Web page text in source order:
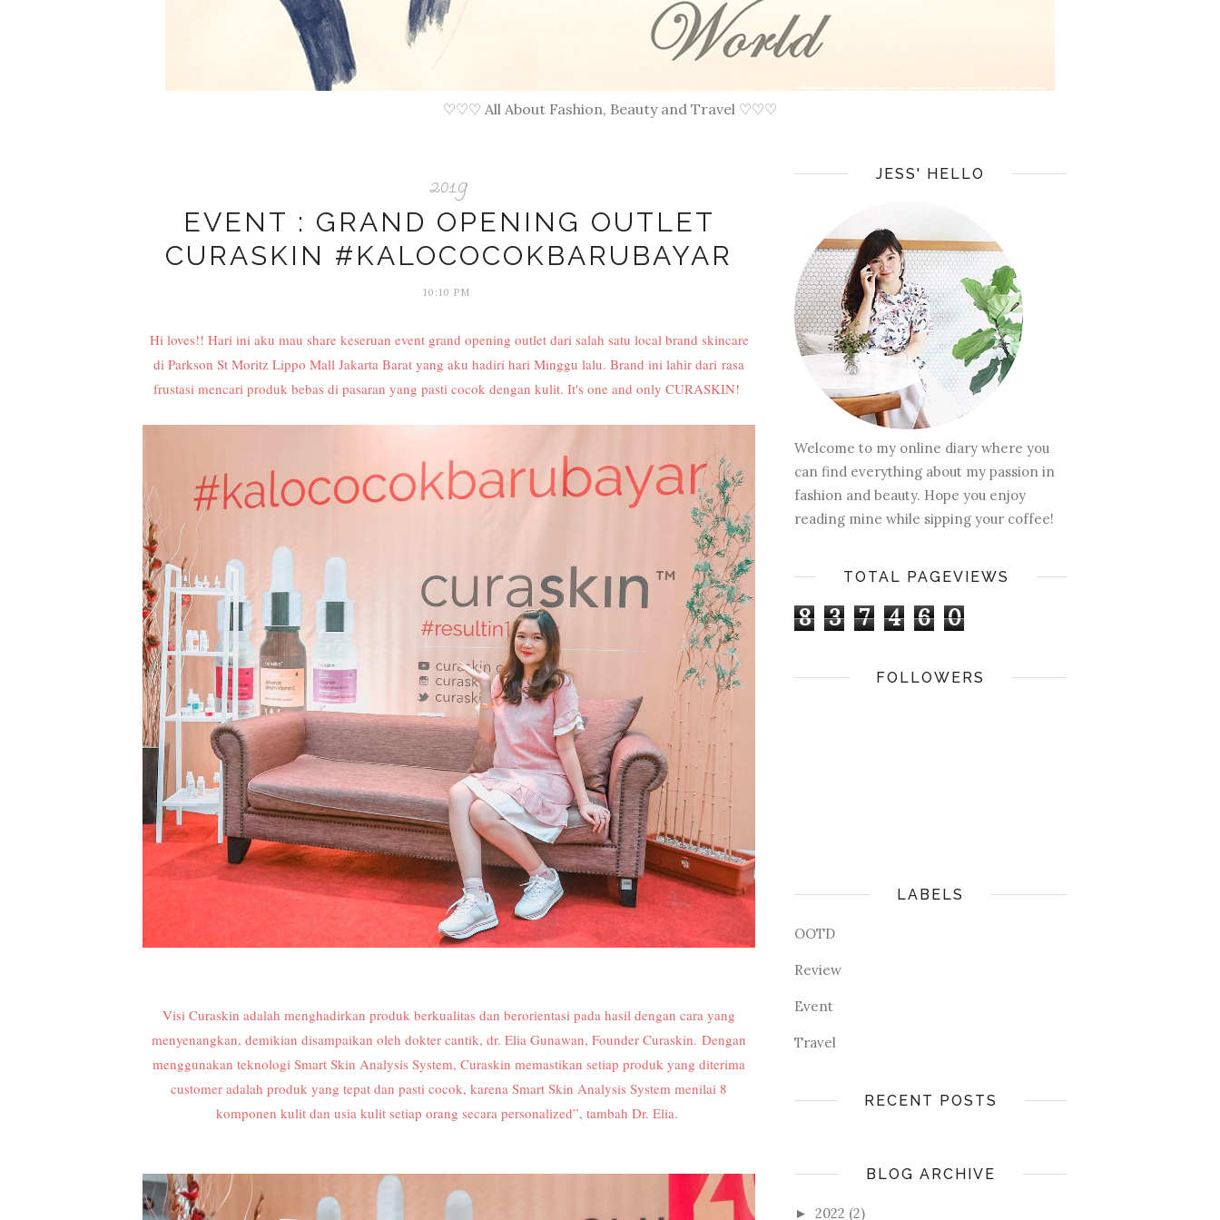
♡♡♡ All About Fashion, Beauty and Travel ♡♡♡
2019
EVENT : GRAND OPENING OUTLET
CURASKIN #KALOCOCOKBARUBAYAR
10:10 PM
Hi loves!! Hari ini aku mau share keseruan event grand opening outlet dari salah satu local brand skincare
di Parkson St Moritz Lippo Mall Jakarta Barat yang aku hadiri hari Minggu lalu. Brand ini lahir dari rasa
frustasi mencari produk bebas di pasaran yang pasti cocok dengan kulit. It's one and only CURASKIN!
Visi Curaskin adalah menghadirkan produk berkualitas dan berorientasi pada hasil dengan cara yang
menyenangkan, demikian disampaikan oleh dokter cantik, dr. Elia Gunawan, Founder Curaskin. Dengan
menggunakan teknologi Smart Skin Analysis System, Curaskin memastikan setiap produk yang diterima
customer adalah produk yang tepat dan pasti cocok, karena Smart Skin Analysis System menilai 8
komponen kulit dan usia kulit setiap orang secara personalized”, tambah Dr. Elia.
JESS' HELLO
Welcome to my online diary where you
can find everything about my passion in
fashion and beauty. Hope you enjoy
reading mine while sipping your coffee!
TOTAL PAGEVIEWS
8 3 7 4 6 0
FOLLOWERS
LABELS
OOTD
Review
Event
Travel
RECENT POSTS
BLOG ARCHIVE
► 2022 (2)